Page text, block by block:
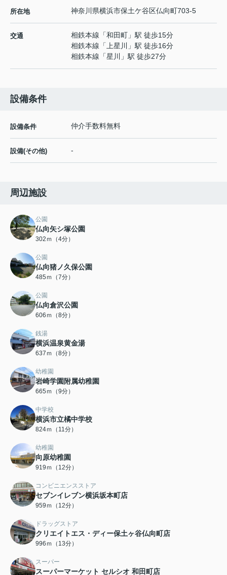
所在地 神奈川県横浜市保土ケ谷区仏向町703-5
交通 相鉄本線 「和田町 」駅 徒歩15分
相鉄本線 「上星川
」駅 徒歩16分
相鉄本線 「星川 」駅 徒歩27分
設備条件
設備条件 仲介手数料無料
設備(その他) -
周辺施設
公園
仏向矢シ塚公園
302ｍ（4分）
公園
仏向猪ノ久保公園
485ｍ（7分）
公園
仏向倉沢公園
606ｍ（8分）
銭湯
横浜温泉黄金湯
637ｍ（8分）
幼稚園
岩崎学園附属幼稚園
665ｍ（9分）
中学校
横浜市立橘中学校
824ｍ（11分）
幼稚園
向原幼稚園
919ｍ（12分）
コンビニエンスストア
セブンイレブン横浜坂本町店
959ｍ（12分）
ドラッグストア
クリエイトエス・ディー保土ヶ谷仏向町店
996ｍ（13分）
スーパー
スーパーマーケット セルシオ 和田町店